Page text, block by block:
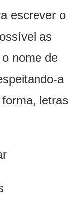
escrever o
as
nome de
a
letras